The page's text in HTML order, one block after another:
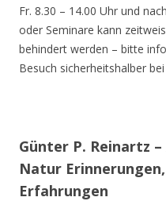
Fr. 8.30 – 14.00 Uhr und
oder Seminare kann
behindert werden – bitte
Besuch sicherheitshalber
Günter P. Reinartz
Natur
Erfahrungen